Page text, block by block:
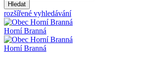
Hledat
rozšířené vyhledávání
Horní Branná
Horní Branná